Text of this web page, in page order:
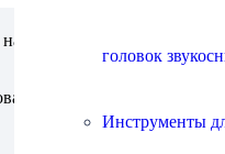
головок
Инструменты
“Чехол для Chord